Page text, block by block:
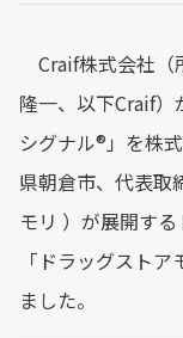
Craif株式会社（
隆一、以下Craif）
シグナル®︎」を株
県朝倉市、代表取
モリ ）が展開す
「ドラッグスト
ました。